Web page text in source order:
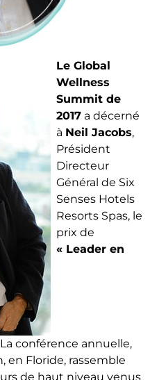
Le Global
Wellness
Summit de
2017 a décerné
à Neil Jacobs,
Président
Directeur
Général de Six
Senses Hotels
Resorts Spas, le
prix de
« Leader en
La conférence annuelle,
en Floride, rassemble
de haut niveau venus